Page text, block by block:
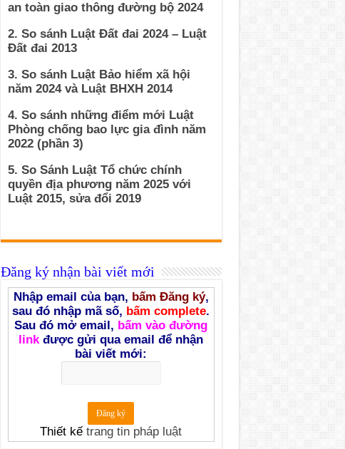
an toàn giao thông đường bộ 2024
2. So sánh Luật Đất đai 2024 – Luật
Đất đai 2013
3. So sánh Luật Bảo hiểm xã hội
năm 2024 và Luật BHXH 2014
4. So sánh những điểm mới Luật
Phòng chống bao lực gia đình năm
2022 (phần 3)
5. So Sánh Luật Tổ chức chính
quyền địa phương năm 2025 với
Luật 2015, sửa đổi 2019
Đăng ký nhận bài viết mới
Nhập email của bạn, bấm Đăng ký,
sau đó nhập mã số, bấm complete.
Sau đó mở email, bấm vào đường
link được gửi qua email để nhận
bài viết mới:
Thiết kế trang tin pháp luật